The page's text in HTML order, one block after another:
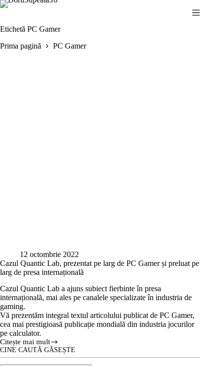
Sari
Etichetă PC Gamer
Prima pagină PC Gamer
12 octombrie 2022
Cazul Quantic Lab, prezentat pe larg de PC Gamer și preluat pe
larg de presa internațională
Cazul Quantic Lab a ajuns subiect fierbinte în presa
internațională, mai ales pe canalele specializate în industria de
gaming.
Vă prezentăm integral textul articolului publicat de PC Gamer,
cea mai prestigioasă publicație mondială din industria jocurilor
pe calculator.
Citește mai mult
Cazul
Quantic
CINE CAUTĂ GĂSEȘTE